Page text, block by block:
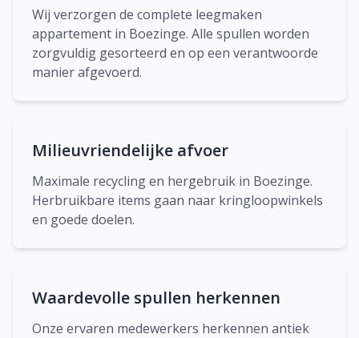
Wij verzorgen de complete leegmaken
appartement in Boezinge. Alle spullen worden
zorgvuldig gesorteerd en op een verantwoorde
manier afgevoerd.
Milieuvriendelijke afvoer
Maximale recycling en hergebruik in Boezinge.
Herbruikbare items gaan naar kringloopwinkels
en goede doelen.
Waardevolle spullen herkennen
Onze ervaren medewerkers herkennen antiek